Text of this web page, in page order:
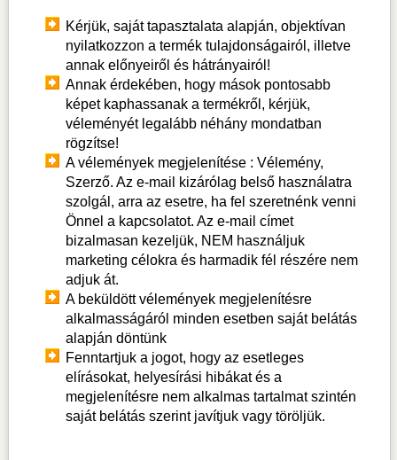
Kérjük, saját tapasztalata alapján, objektívan
nyilatkozzon a termék tulajdonságairól, illetve
annak előnyeiről és hátrányairól!
Annak érdekében, hogy mások pontosabb
képet kaphassanak a termékről, kérjük,
véleményét legalább néhány mondatban
rögzítse!
A vélemények megjelenítése : Vélemény,
Szerző. Az e-mail kizárólag belső használatra
szolgál, arra az esetre, ha fel szeretnénk venni
Önnel a kapcsolatot. Az e-mail címet
bizalmasan kezeljük, NEM használjuk
marketing célokra és harmadik fél részére nem
adjuk át.
A beküldött vélemények megjelenítésre
alkalmasságáról minden esetben saját belátás
alapján döntünk
Fenntartjuk a jogot, hogy az esetleges
elírásokat, helyesírási hibákat és a
megjelenítésre nem alkalmas tartalmat szintén
saját belátás szerint javítjuk vagy töröljük.